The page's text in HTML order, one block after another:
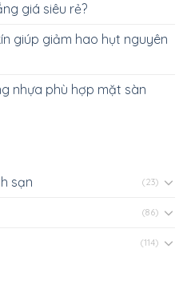
giá siêu rẻ?
giúp giảm hao hụt nguyên
nhựa phù hợp mặt sàn
sạn (23)
(86)
(114)